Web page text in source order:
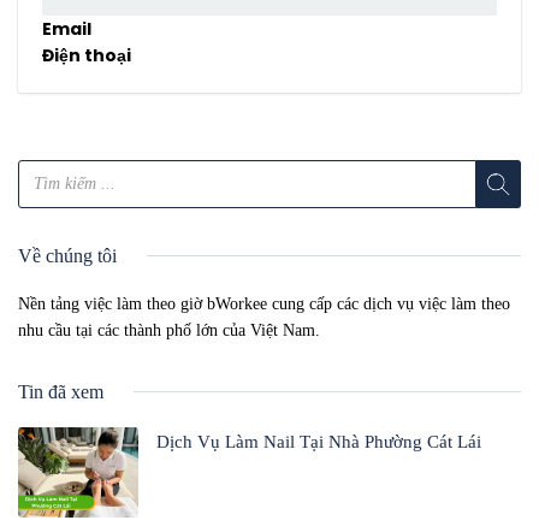
Email
Điện thoại
Về chúng tôi
Nền tảng việc làm theo giờ bWorkee cung cấp các dịch vụ việc làm theo
nhu cầu tại các thành phố lớn của Việt Nam.
Tin đã xem
Dịch Vụ Làm Nail Tại Nhà Phường Cát Lái